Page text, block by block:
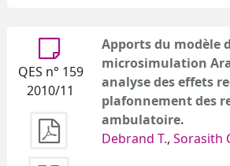
QES n° 159
2010/11
Apports du modèle
microsimulation
analyse des effets
plafonnement des
ambulatoire.
Debrand T., Sorasith